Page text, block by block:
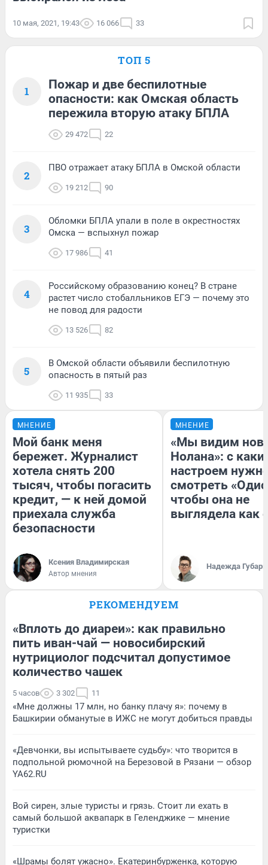
10 мая, 2021, 19:43 16 066 33
ТОП 5
1
Пожар и две беспилотные
опасности: как Омская область
пережила вторую атаку БПЛА
29 472 22
2
ПВО отражает атаку БПЛА в Омской области
19 212 90
3
Обломки БПЛА упали в поле в окрестностях
Омска — вспыхнул пожар
17 986 41
4
Российскому образованию конец? В стране
растет число стобалльников ЕГЭ — почему это
не повод для радости
13 526 82
5
В Омской области объявили беспилотную
опасность в пятый раз
11 935 33
МНЕНИЕ
Мой банк меня
бережет. Журналист
хотела снять 200
тысяч, чтобы погасить
кредит, — к ней домой
приехала служба
безопасности
Ксения Владимирская
Автор мнения
МНЕНИЕ
«Мы видим
Нолана»: с
настроем
смотреть
чтобы она не
выглядела как
Надежда Губарь
РЕКОМЕНДУЕМ
«Вплоть до диареи»: как правильно
пить иван-чай — новосибирский
нутрициолог подсчитал допустимое
количество чашек
5 часов 3 302 11
«Мне должны 17 млн, но банку плачу я»: почему в
Башкирии обманутые в ИЖС не могут добиться правды
«Девчонки, вы испытываете судьбу»: что творится в
подпольной рюмочной на Березовой в Рязани — обзор
YA62.RU
Вой сирен, злые туристы и грязь. Стоит ли ехать в
самый большой аквапарк в Геленджике — мнение
туристки
«Шрамы болят ужасно». Екатеринбурженка, которую